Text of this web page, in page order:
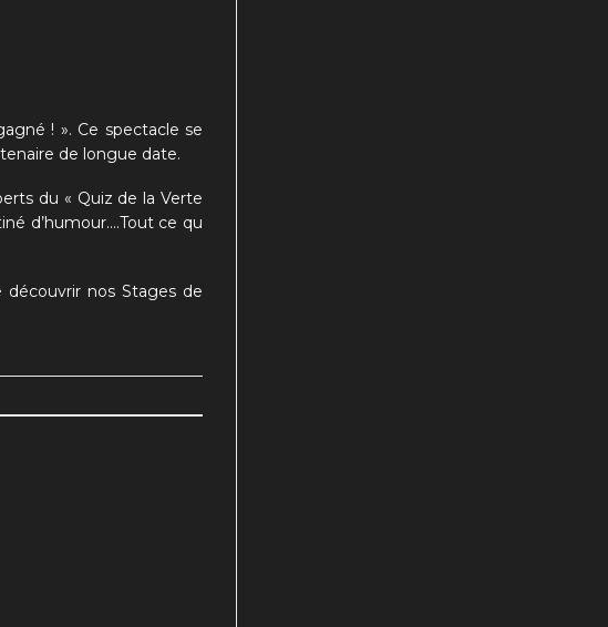
! ». Ce spectacle se
de longue date.
du « Quiz de la Verte
d’humour….Tout ce qu
découvrir nos Stages de